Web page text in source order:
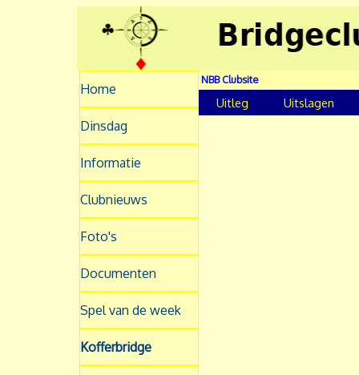
Home
Dinsdag
Informatie
Clubnieuws
Foto's
Documenten
Spel van de week
Kofferbridge
NBB Clubsite
Uitleg Uitslagen